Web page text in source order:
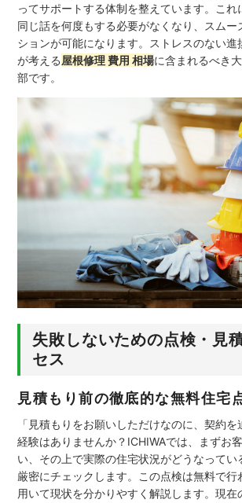
ってサポートする体制を整えています。これ
同じ話を何度もする必要がなくなり、スムー
ションが可能になります。ストレスのない進
が考える屋根修理 費用 相場に含まれるべき
部です。
失敗しないための点検・見
セス
見積もり前の徹底的な無料住宅
「見積もりをお願いしただけなのに、契約を
経験はありませんか？ICHIWAでは、まずお
い、その上で実際の住宅状況がどうなってい
厳密にチェックします。この点検は無料で行
用いて現状を分かりやすく解説します。現在